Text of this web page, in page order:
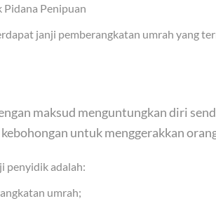
Pidana Penipuan
janji pemberangkatan umrah yang
maksud menguntungkan diri
untuk menggerakkan
penyidik adalah:
umrah;